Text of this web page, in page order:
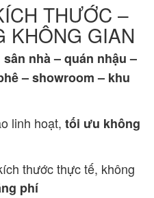
THƯỚC –
KHÔNG GIAN
sân nhà – quán nhậu –
– showroom – khu
linh hoạt, tối ưu không
thước thực tế, không
phí